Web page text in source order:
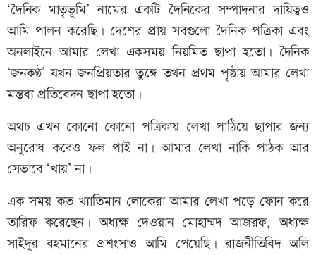
‘দৈনিক মাতৃভূমি’ নামের একটি দৈনিকের সম্পাদনার দায়িত্বও
আমি পালন করেছি। দেশের প্রায় সবগুলো দৈনিক পত্রিকা এবং
অনলাইনে আমার লেখা একসময় নিয়মিত ছাপা হতো। দৈনিক
‘জনকণ্ঠ’ যখন জনপ্রিয়তার তুঙ্গে তখন প্রথম পৃষ্ঠায় আমার লেখা
মন্তব্য প্রতিবেদন ছাপা হতো।
অথচ এখন কোনো কোনো পত্রিকায় লেখা পাঠিয়ে ছাপার জন্য
অনুরোধ করেও ফল পাই না। আমার লেখা নাকি পাঠক আর
সেভাবে ‘খায়’ না।
এক সময় কত খ্যাতিমান লোকেরা আমার লেখা পড়ে ফোন করে
তারিফ করেছেন। অধ্যক্ষ দেওয়ান মোহাম্মদ আজরফ, অধ্যক্ষ
সাইদুর রহমানের প্রশংসাও আমি পেয়েছি। রাজনীতিবিদ অলি